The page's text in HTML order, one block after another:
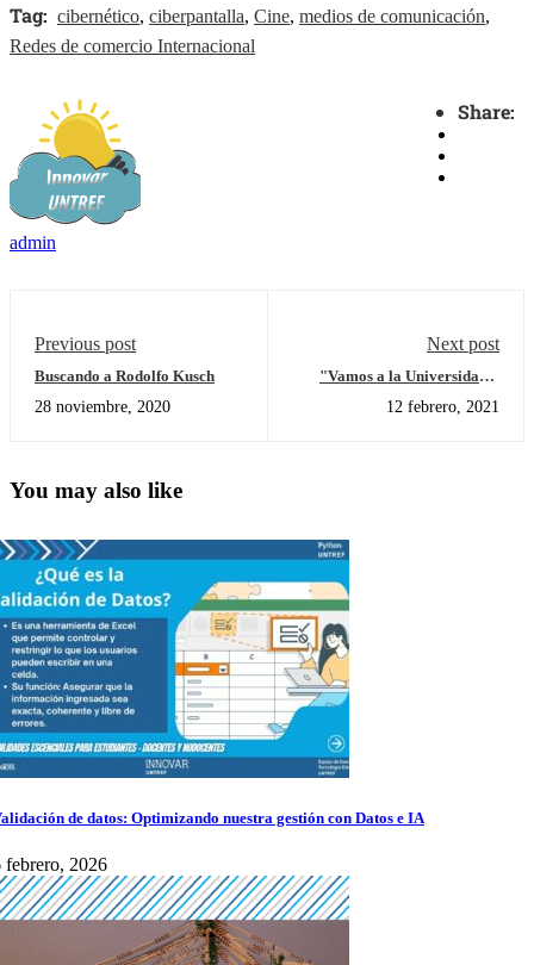
Tag: cibernético, ciberpantalla, Cine, medios de comunicación,
Redes de comercio Internacional
Share:
admin
Previous post
Buscando a Rodolfo Kusch
28 noviembre, 2020
Next post
"Vamos a la Universidad",
carreras en UNTREF
12 febrero, 2021
You may also like
de datos: Optimizando nuestra gestión con Datos e IA
febrero, 2026